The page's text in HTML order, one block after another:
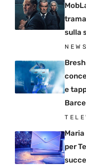
sulla
NEWS
e
Maria
per